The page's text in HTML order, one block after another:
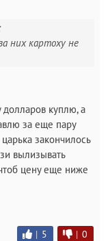
них картоху не
долларов куплю, а
за еще пару
закончилось
вылизывать
цену еще ниже
| 5 | 0